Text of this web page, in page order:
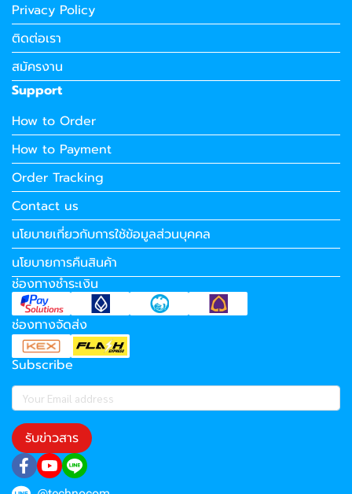
Privacy Policy
ติดต่อเรา
สมัครงาน
Support
How to Order
How to Payment
Order Tracking
Contact us
นโยบายเกี่ยวกับการใช้ข้อมูลส่วนบุคคล
นโยบายการคืนสินค้า
ช่องทางชำระเงิน
ช่องทางจัดส่ง
Subscribe
รับข่าวสาร